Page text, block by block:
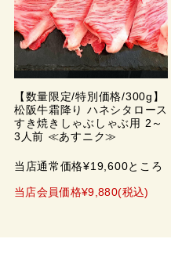
【数量限定/特別価格/300g】
松阪牛霜降り ハネシタロース
すき焼きしゃぶしゃぶ用 2～
3人前 ≪あすニク≫
当店通常価格¥19,600ところ
当店会員価格¥9,880(税込)